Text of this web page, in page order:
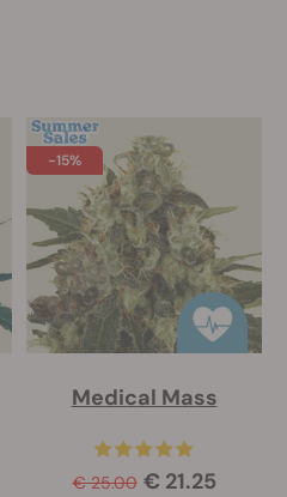
-15%
Medical Mass
€ 25.00 € 21.25